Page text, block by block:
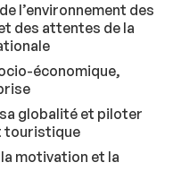
l’environnement des
des attentes de la
économique,
globalité et piloter
touristique
motivation et la